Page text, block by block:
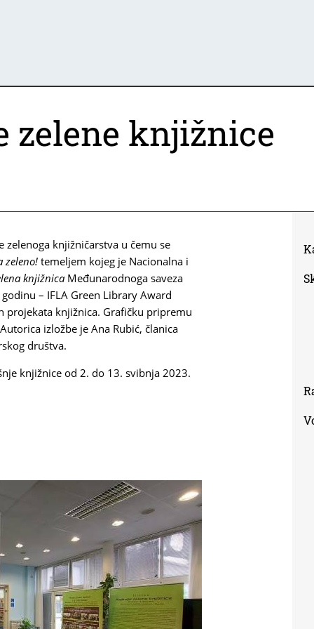
zelene knjižnice
knjižničarstva u čemu se
zeleno! temeljem kojeg je Nacionalna i
knjižnicaMeđunarodnoga saveza
– IFLA Green Library Award
projekata knjižnica. Grafičku pripremu
izložbe je Ana Rubić, članica
društva.
knjižnice od 2. do 13. svibnja 2023.